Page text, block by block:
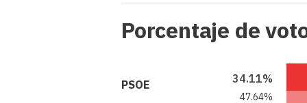
Porcentaje de
PSOE 34.11%
47.64%